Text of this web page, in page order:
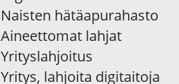
Naisten hätäapurahasto
Aineettomat lahjat
Yrityslahjoitus
Yritys, lahjoita digitaitoja